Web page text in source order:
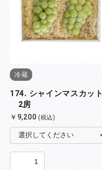
冷蔵
174. シャインマスカット
2房
￥9,200 (税込)